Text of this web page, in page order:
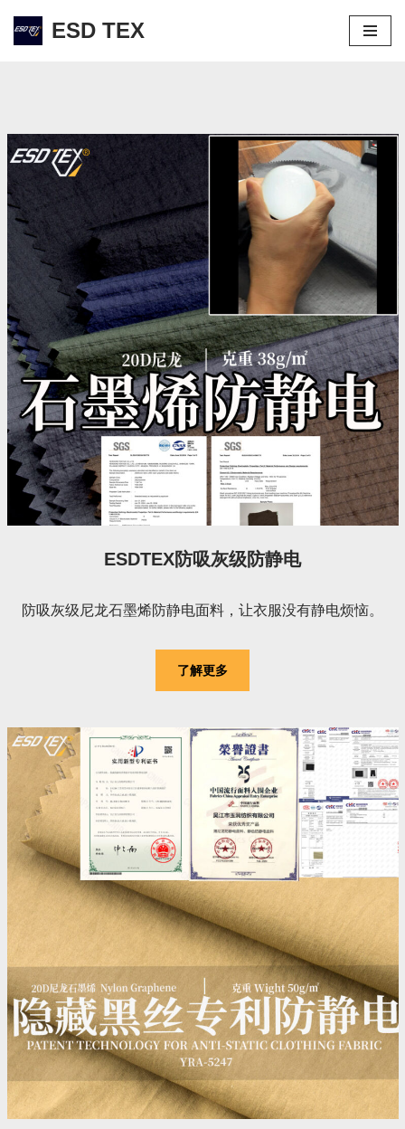
跳
ESD TEX
ESDTEX防吸灰级防静电
防吸灰级尼龙石墨烯防静电面料，让衣服没有静电烦恼。
了解更多